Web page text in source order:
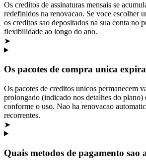
Os creditos de assinaturas mensais se
redefinidos na renovacao. Se voce escolher
os creditos sao depositados na sua conta no
flexibilidade ao longo do ano.
➤
Os pacotes de compra unica
Os pacotes de creditos unicos permanecem
prolongado (indicado nos detalhes do plano)
conforme o uso. Nao ha renovacao
recorrentes.
➤
Quais metodos de pagamento sao